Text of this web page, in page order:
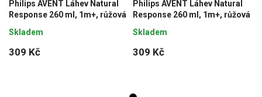
Philips AVENT Láhev Natural
Response 260 ml, 1m+, růžová
309 Kč
Skladem
Philips AVENT Láhev Natural
Response 260 ml, 1m+, růžová
309 Kč
Skladem